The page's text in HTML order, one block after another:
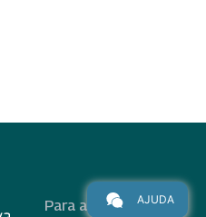
Para alunos
AJUDA